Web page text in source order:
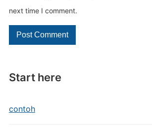
Start here
contoh
next time I comment.